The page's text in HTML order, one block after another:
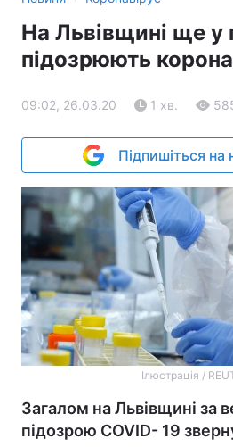
На Львівщині ще у
підозрюють
09:02, 26.03.20 1 хв.
Підпишіться на
Ілюстрація /
Загалом на Львівщині за
підозрою COVID- 19